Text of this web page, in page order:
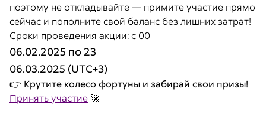
поэтому не откладывайте — примите участие прямо
сейчас и пополните свой баланс без лишних затрат!
Сроки проведения акции: с 00
06.02.2025 по 23
06.03.2025 (UTC+3)
👉 Крутите колесо фортуны и забирай свои призы!
Принять участие 🚀